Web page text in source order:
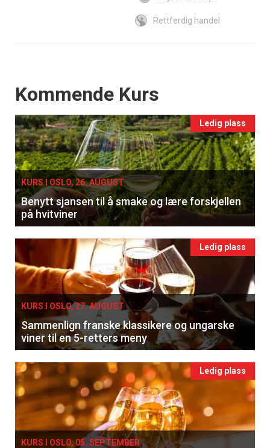
Rettferdig handel
Events
Kommende Kurs
Ledig plass
KURS I OSLO, 26. AUGUST
Benytt sjansen til å smake og lære forskjellen
på hvitviner
Ledig plass
KURS I OSLO, 27. AUGUST
Sammenlign franske klassikere og ungarske
viner til en 5-retters meny
Ledig plass
KURS I OSLO, 05. SEPTEMBER